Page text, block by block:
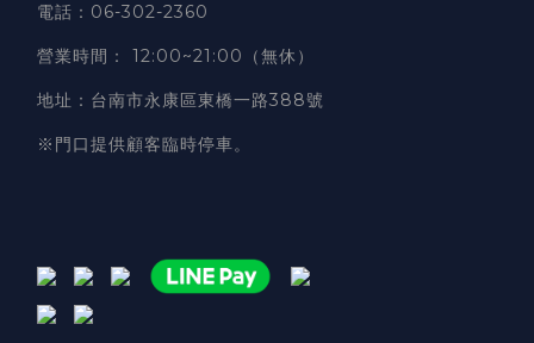
電話 ：06-302-2360
營業時間 ： 12:00~21:00（無休）
地址 ：台南市永康區東橋一路388號
※門口提供顧客臨時停車。